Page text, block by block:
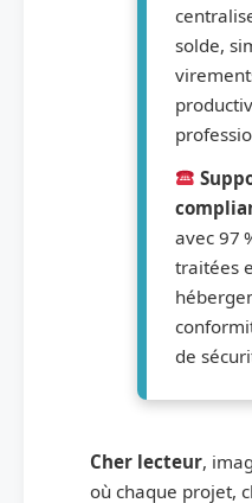
solde,
avec 97
traitées
de
Cher lecteur,
où chaque projet,